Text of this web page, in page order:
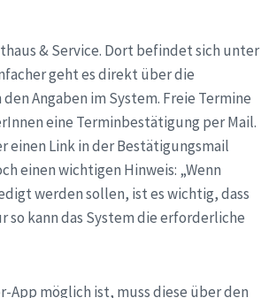
& Service. Dort befindet sich unter
geht es direkt über die
Angaben im System. Freie Termine
eine Terminbestätigung per Mail.
einen Link in der Bestätigungsmail
einen wichtigen Hinweis: „Wenn
werden sollen, ist es wichtig, dass
so kann das System die erforderliche
möglich ist, muss diese über den